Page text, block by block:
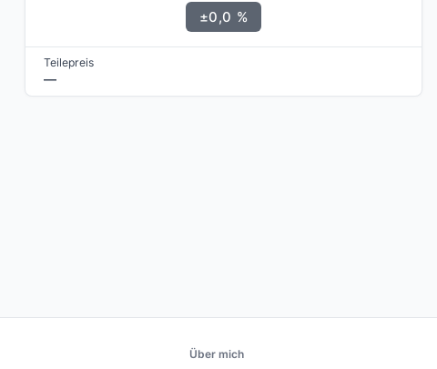
±0,0 %
Teilepreis
—
Über mich